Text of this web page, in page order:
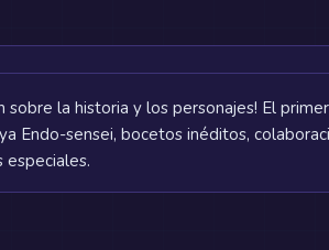
sobre la historia y los personajes! El
Endo-sensei, bocetos inéditos,
especiales.